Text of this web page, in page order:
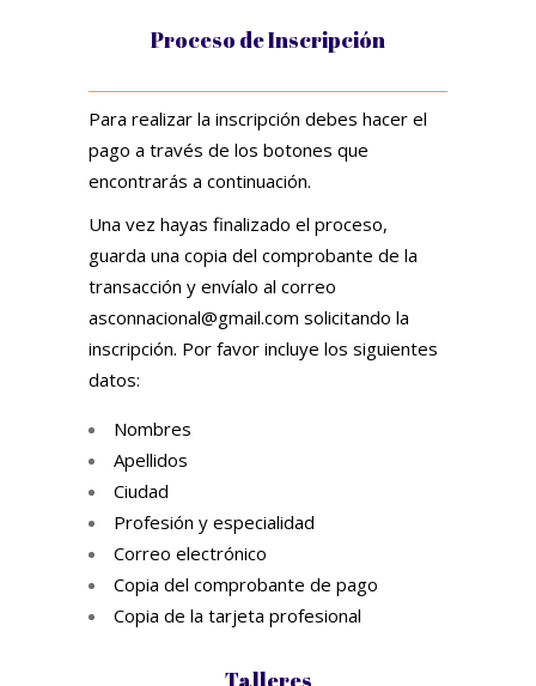
Proceso de Inscripción
Para realizar la inscripción debes hacer el
pago a través de los botones que
encontrarás a continuación.
Una vez hayas finalizado el proceso,
guarda una copia del comprobante de la
transacción y envíalo al correo
asconnacional@gmail.com solicitando la
inscripción. Por favor incluye los siguientes
datos:
Nombres
Apellidos
Ciudad
Profesión y especialidad
Correo electrónico
Copia del comprobante de pago
Copia de la tarjeta profesional